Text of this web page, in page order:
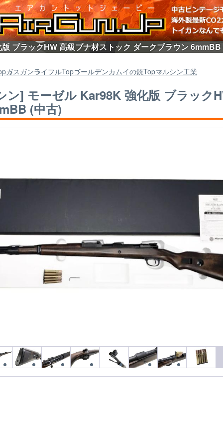
ブラックHW 高級ブナ材ストック ダークブラウン
ガスガンライフルTopゴールデンカムイの銃Topマルシン工業
ン] モーゼル Kar98K 強化版 ブラック
(中古)